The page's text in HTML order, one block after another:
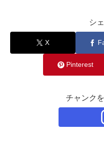
シ
X
Pinterest
チャンク